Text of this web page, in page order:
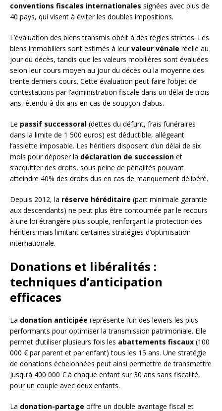
conventions fiscales internationales signées avec plus de
40 pays, qui visent à éviter les doubles impositions.
L’évaluation des biens transmis obéit à des règles strictes. Les
biens immobiliers sont estimés à leurvaleur vénale réelle au
jour du décès, tandis que les valeurs mobilières sont évaluées
selon leur cours moyen au jour du décès ou la moyenne des
trente derniers cours. Cette évaluation peut faire l’objet de
contestations par l’administration fiscale dans un délai de trois
ans, étendu à dix ans en cas de soupçon d’abus.
Le passif successoral (dettes du défunt, frais funéraires
dans la limite de 1 500 euros) est déductible, allégeant
l’assiette imposable. Les héritiers disposent d’un délai de six
mois pour déposer la déclaration de succession et
s’acquitter des droits, sous peine de pénalités pouvant
atteindre 40% des droits dus en cas de manquement délibéré.
Depuis 2012, la réserve héréditaire (part minimale garantie
aux descendants) ne peut plus être contournée par le recours
à une loi étrangère plus souple, renforçant la protection des
héritiers mais limitant certaines stratégies d’optimisation
internationale.
Donations et libéralités :
techniques d’anticipation
efficaces
La donation anticipée représente l’un des leviers les plus
performants pour optimiser la transmission patrimoniale. Elle
permet d’utiliser plusieurs fois les abattements fiscaux (100
000 € par parent et par enfant) tous les 15 ans. Une stratégie
de donations échelonnées peut ainsi permettre de transmettre
jusqu’à 400 000 € à chaque enfant sur 30 ans sans fiscalité,
pour un couple avec deux enfants.
La donation-partage offre un double avantage fiscal et